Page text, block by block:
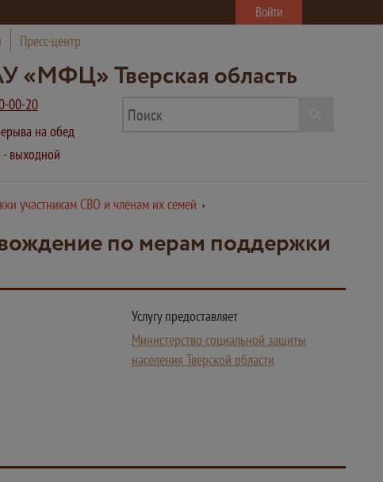
Войти
Пресс-центр
«МФЦ» Тверская область
00-20
на обед
- выходной
участникам СВО и членам их семей
по мерам поддержки
Услугу предоставляет
Министерство социальной защиты
населения Тверской области